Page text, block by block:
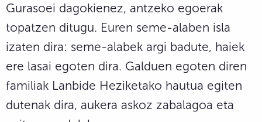
Gurasoei dagokienez, antzeko egoerak
topatzen ditugu. Euren seme-alaben isla
izaten dira: seme-alabek argi badute, haiek
ere lasai egoten dira. Galduen egoten diren
familiak Lanbide Heziketako hautua egiten
dutenak dira, aukera askoz zabalagoa eta